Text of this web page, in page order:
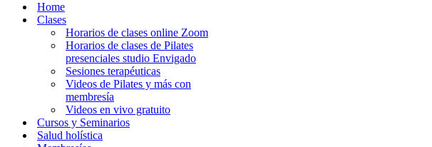
navegación
Home
Clases
Horarios de clases online Zoom
Horarios de clases de Pilates
presenciales studio Envigado
Sesiones terapéuticas
Videos de Pilates y más con
membresía
Videos en vivo gratuito
Cursos y Seminarios
Salud holística